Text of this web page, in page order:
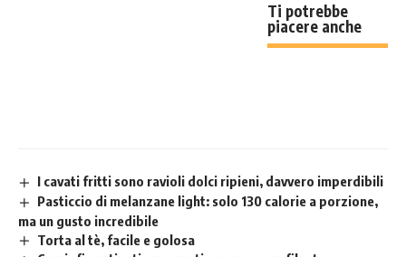
Ti potrebbe
piacere anche
I cavati fritti sono ravioli dolci ripieni, davvero imperdibili
Pasticcio di melanzane light: solo 130 calorie a porzione,
ma un gusto incredibile
Torta al tè, facile e golosa